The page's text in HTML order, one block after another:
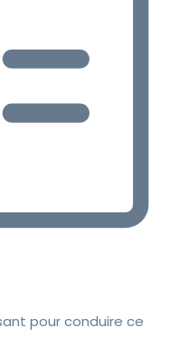
pour conduire ce